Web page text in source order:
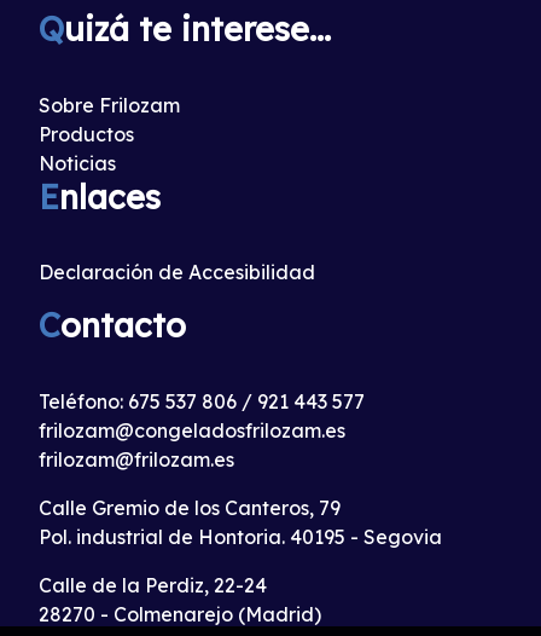
Quizá te interese...
Sobre Frilozam
Productos
Noticias
Enlaces
Declaración de Accesibilidad
Contacto
Teléfono: 675 537 806 / 921 443 577
frilozam@congeladosfrilozam.es
frilozam@frilozam.es
Calle Gremio de los Canteros, 79
Pol. industrial de Hontoria. 40195 - Segovia
Calle de la Perdiz, 22-24
28270 - Colmenarejo (Madrid)